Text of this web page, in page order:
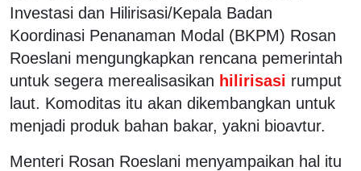
Investasi dan Hilirisasi/Kepala Badan
Koordinasi Penanaman Modal (BKPM) Rosan
Roeslani mengungkapkan rencana pemerintah
untuk segera merealisasikan hilirisasi rumput
laut. Komoditas itu akan dikembangkan untuk
menjadi produk bahan bakar, yakni bioavtur.
Menteri Rosan Roeslani menyampaikan hal itu